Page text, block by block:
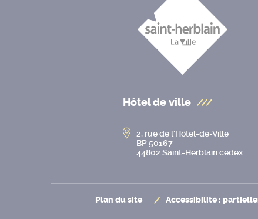
Hôtel de ville
2, rue de l’Hôtel-de-Ville
BP 50167
44802 Saint-Herblain cedex
Plan du site Accessibilité :